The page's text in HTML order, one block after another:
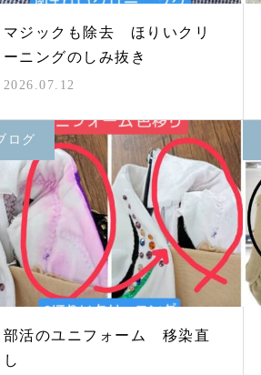
マジックも除去 ほりいクリ
ーニングのしみ抜き
2026.07.12
ログ
部活のユニフォーム 移染直
し